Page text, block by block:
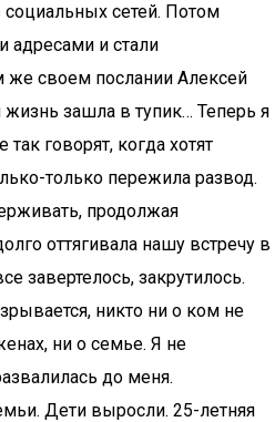
сетей. Потом
адресами и стали
же своем послании Алексей
жизнь зашла в тупик… Теперь я
говорят, когда хотят
только пережила развод.
продолжая
оттягивала нашу встречу в
завертелось, закрутилось.
никто ни о ком не
ни о семье. Я не
до меня.
Дети выросли. 25-летняя